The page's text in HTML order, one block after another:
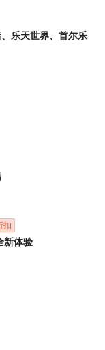
乐天世界、首尔乐
扣
新体验